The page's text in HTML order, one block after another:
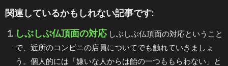
関連しているかもしれない記事です:
しぶしぶ仏頂面の対応 しぶしぶ仏頂面の対応ということ
で、近所のコンビニの店員についてでも触れていきましょ
う。個人的には「嫌いな人からは飴の一つももらわない」と